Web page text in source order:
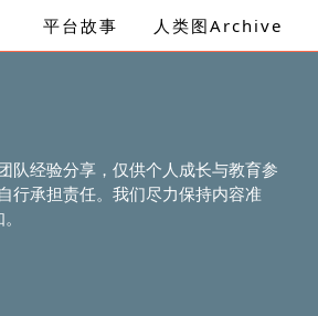
平台故事 人类图Archive
队经验分享，仅供个人成长与教育参
行承担责任。我们尽力保持内容准